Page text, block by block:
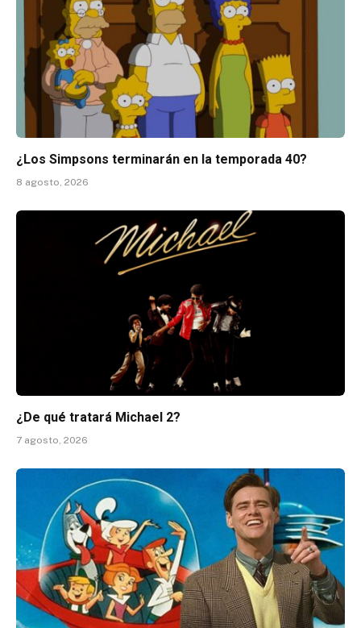
¿Los Simpsons terminarán en la temporada 40?
8 agosto, 2026
¿De qué tratará Michael 2?
7 agosto, 2026